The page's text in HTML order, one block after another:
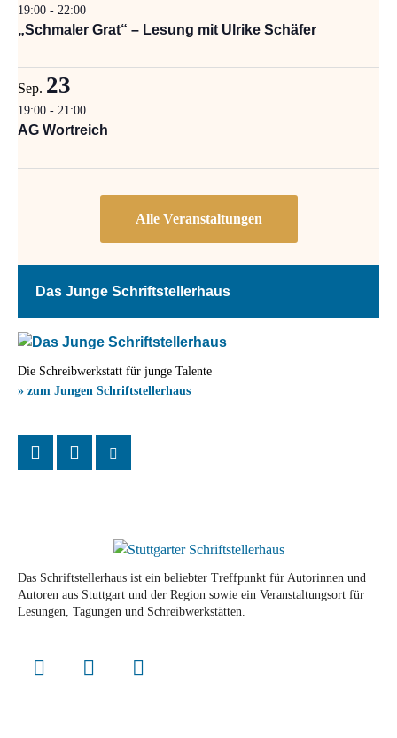
19:00 - 22:00
„Schmaler Grat“ – Lesung mit Ulrike Schäfer
Sep. 23
19:00 - 21:00
AG Wortreich
Das Junge Schriftstellerhaus
Die Schreibwerkstatt für junge Talente
» zum Jungen Schriftstellerhaus
Das Schriftstellerhaus ist ein beliebter Treffpunkt für Autorinnen und
Autoren aus Stuttgart und der Region sowie ein Veranstaltungsort für
Lesungen, Tagungen und Schreibwerkstätten.